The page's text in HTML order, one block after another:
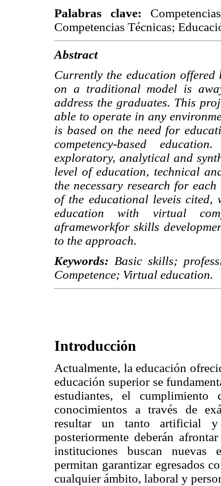
Palabras clave:
Competencias Técnicas;
Abstract
Currently the education
on a traditional model is
address the graduates. This
able to operate in any
is based on the need for
competency-based
exploratory, analytical and
level of education, technical
the necessary research for
of the educational leveis cited,
education with virtual
aframeworkfor skills
to the approach.
Keywords: Basic skills;
Competence; Virtual education.
Introducción
Actualmente, la educación
educación superior se
estudiantes, el
conocimientos a través de
resultar un tanto artificial
posteriormente deberán
instituciones buscan nuevas
permitan garantizar egresados
cualquier ámbito, laboral y